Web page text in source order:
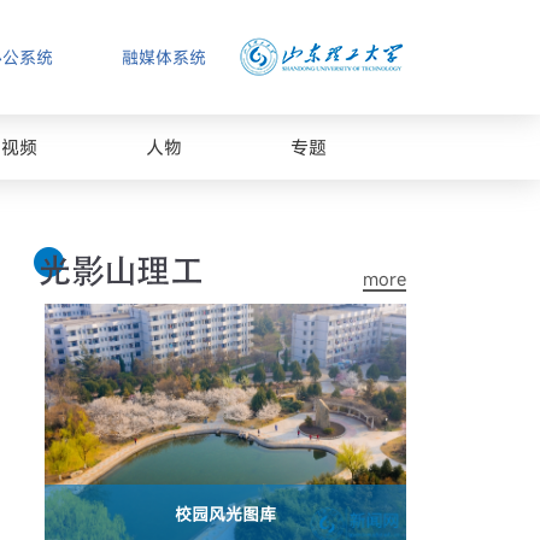
融媒体系统
系统
视频 人物 专题
more
校园风光图库